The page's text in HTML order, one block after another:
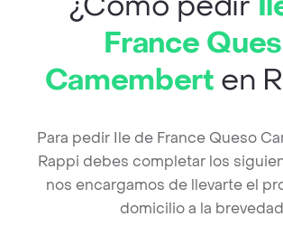
France
Camembert en
Para pedir Ile de France Queso
Rappi debes completar los
nos encargamos de llevarte el
domicilio a la brevedad